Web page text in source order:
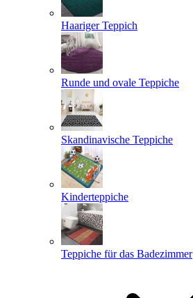
Haariger Teppich
Runde und ovale Teppiche
Skandinavische Teppiche
Kinderteppiche
Teppiche für das Badezimmer